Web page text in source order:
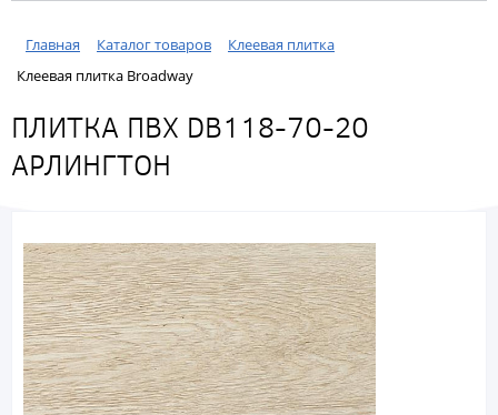
Главная Каталог товаров
Клеевая плитка
Клеевая плитка Broadway
ПЛИТКА ПВХ DB118-70-20
АРЛИНГТОН